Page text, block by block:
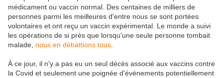
médicament ou vaccin normal. Des centaines de milliers de
personnes parmi les meilleures d'entre nous se sont portées
volontaires et ont reçu un vaccin expérimental. Le monde a suivi
les opérations de si près que lorsqu'une seule personne tombait
malade, nous en débattions tous.
À ce jour, il n'y a pas eu un seul décès associé aux vaccins contre
la Covid et seulement une poignée d'événements potentiellement